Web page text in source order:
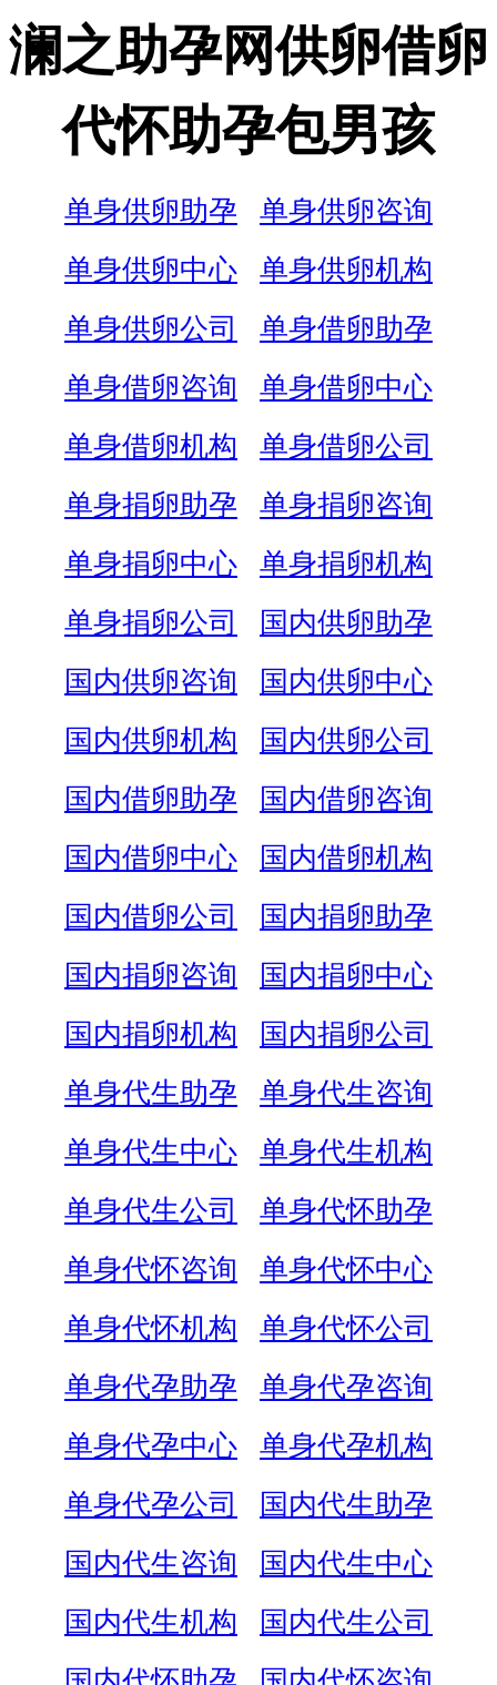
澜之助孕网供卵借卵
代怀助孕包男孩
单身供卵助孕
单身供卵咨询
单身供卵中心
单身供卵机构
单身供卵公司
单身借卵助孕
单身借卵咨询
单身借卵中心
单身借卵机构
单身借卵公司
单身捐卵助孕
单身捐卵咨询
单身捐卵中心
单身捐卵机构
单身捐卵公司
国内供卵助孕
国内供卵咨询
国内供卵中心
国内供卵机构
国内供卵公司
国内借卵助孕
国内借卵咨询
国内借卵中心
国内借卵机构
国内借卵公司
国内捐卵助孕
国内捐卵咨询
国内捐卵中心
国内捐卵机构
国内捐卵公司
单身代生助孕
单身代生咨询
单身代生中心
单身代生机构
单身代生公司
单身代怀助孕
单身代怀咨询
单身代怀中心
单身代怀机构
单身代怀公司
单身代孕助孕
单身代孕咨询
单身代孕中心
单身代孕机构
单身代孕公司
国内代生助孕
国内代生咨询
国内代生中心
国内代生机构
国内代生公司